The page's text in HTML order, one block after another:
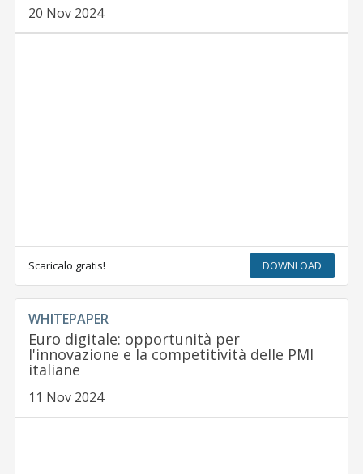
20 Nov 2024
Scaricalo gratis! DOWNLOAD
WHITEPAPER
Euro digitale: opportunità per
l'innovazione e la competitività delle PMI
italiane
11 Nov 2024